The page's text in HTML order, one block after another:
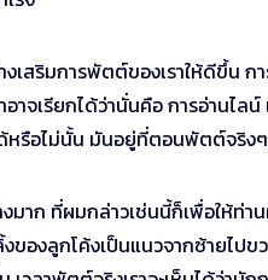
สริมการพัตต์ของเราให้ดีขึ้น ก
าจเรียกได้ว่านั่นคือ การอ่านไ
หรือไม่นั้น มันอยู่ที่ตอนพัตต์จริง
าก ที่ผมกล่าวเช่นนี้ก็เพื่อให้ท่า
งลูกโค้งเป็นแนวจากซ้ายไปข